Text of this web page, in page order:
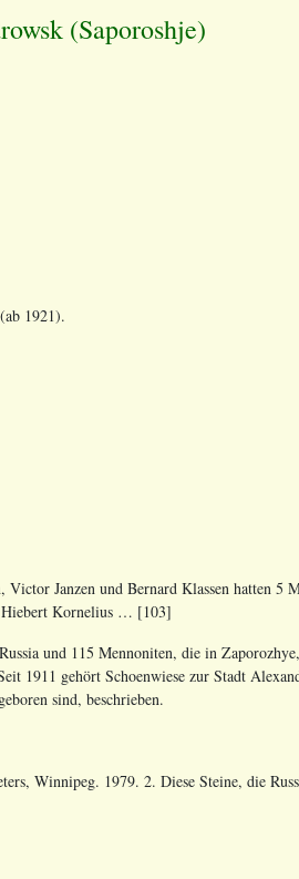
(Saporoshje)
(ab 1921).
Janzen und Bernard Klassen hatten 5
Hiebert Kornelius … [103]
und 115 Mennoniten, die in
1911 gehört Schoenwiese zur Stadt
sind, beschrieben.
Winnipeg. 1979. 2. Diese Steine, die